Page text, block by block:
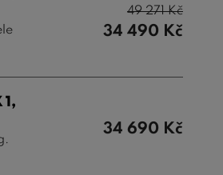
49 271Kč
34 490 Kč
34 690 Kč